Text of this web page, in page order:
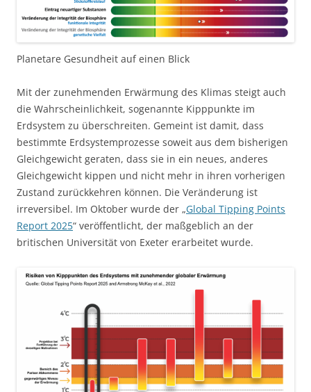
Planetare Gesundheit auf einen Blick
Mit der zunehmenden Erwärmung des Klimas steigt auch
die Wahrscheinlichkeit, sogenannte Kipppunkte im
Erdsystem zu überschreiten. Gemeint ist damit, dass
bestimmte Erdsystemprozesse soweit aus dem bisherigen
Gleichgewicht geraten, dass sie in ein neues, anderes
Gleichgewicht kippen und nicht mehr in ihren vorherigen
Zustand zurückkehren können. Die Veränderung ist
irreversibel. Im Oktober wurde der „Global Tipping Points
Report 2025“ veröffentlicht, der maßgeblich an der
britischen Universität von Exeter erarbeitet wurde.